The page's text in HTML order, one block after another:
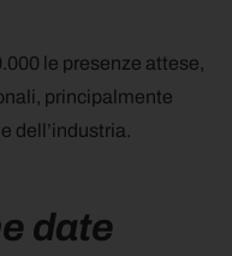
le presenze attese,
principalmente
dell’industria.
date